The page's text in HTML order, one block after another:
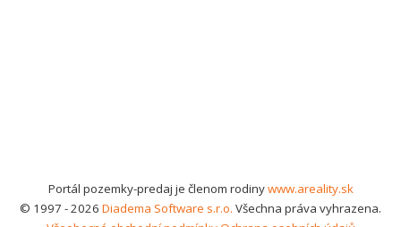
Portál pozemky-predaj je členom rodinywww.areality.sk
© 1997 - 2026 Diadema Software s.r.o. Všechna práva vyhrazena.